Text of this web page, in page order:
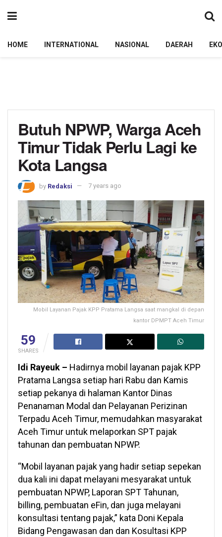
HOME INTERNATIONAL NASIONAL DAERAH
Butuh NPWP, Warga Aceh
Timur Tidak Perlu Lagi ke
Kota Langsa
by Redaksi 7 years ago
Mobil Layanan Pajak KPP Pratama Langsa saat mangkal di depan
kantor DPMPT Aceh Timur
59
SHARES
Idi Rayeuk – Hadirnya mobil layanan pajak KPP
Pratama Langsa setiap hari Rabu dan Kamis
setiap pekanya di halaman Kantor Dinas
Penanaman Modal dan Pelayanan Perizinan
Terpadu Aceh Timur, memudahkan masyarakat
Aceh Timur untuk melaporkan SPT pajak
tahunan dan pembuatan NPWP.
“Mobil layanan pajak yang hadir setiap sepekan
dua kali ini dapat melayani mesyarakat untuk
pembuatan NPWP, Laporan SPT Tahunan,
billing, pembuatan eFin, dan juga melayani
konsultasi tentang pajak,” kata Doni Kepala
Bidang Pengawasan dan dan Kosultasi KPP